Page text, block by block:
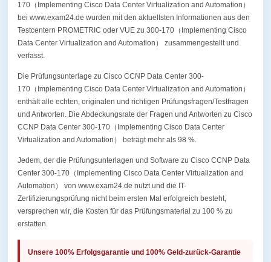
170（Implementing Cisco Data Center Virtualization and Automation）
bei www.exam24.de wurden mit den aktuellsten Informationen aus den
Testcentern PROMETRIC oder VUE zu 300-170（Implementing Cisco
Data Center Virtualization and Automation） zusammengestellt und
verfasst.
Die Prüfungsunterlage zu Cisco CCNP Data Center 300-
170（Implementing Cisco Data Center Virtualization and Automation）
enthält alle echten, originalen und richtigen Prüfungsfragen/Testfragen
und Antworten. Die Abdeckungsrate der Fragen und Antworten zu Cisco
CCNP Data Center 300-170（Implementing Cisco Data Center
Virtualization and Automation） beträgt mehr als 98 %.
Jedem, der die Prüfungsunterlagen und Software zu Cisco CCNP Data
Center 300-170（Implementing Cisco Data Center Virtualization and
Automation） von www.exam24.de nutzt und die IT-
Zertifizierungsprüfung nicht beim ersten Mal erfolgreich besteht,
versprechen wir, die Kosten für das Prüfungsmaterial zu 100 % zu
erstatten.
Unsere 100% Erfolgsgarantie und 100% Geld-zurück-Garantie